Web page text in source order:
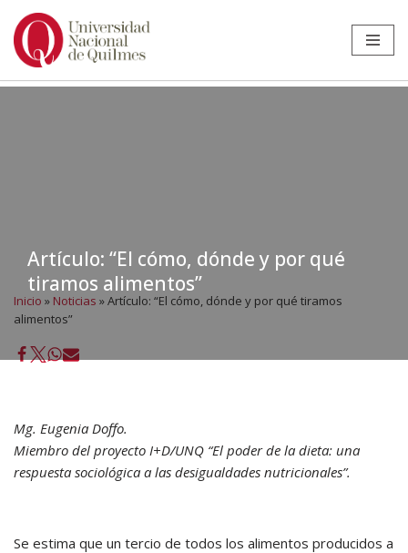
Ir
Artículo: “El cómo, dónde y por qué
tiramos alimentos”
Inicio » Noticias »Artículo: “El cómo, dónde y por qué tiramos
alimentos”
Mg. Eugenia Doffo.
Miembro del proyecto I+D/UNQ “El poder de la dieta: una
respuesta sociológica a las desigualdades nutricionales”.
Se estima que un tercio de todos los alimentos producidos a